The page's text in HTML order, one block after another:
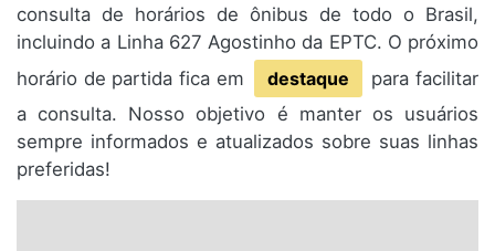
consulta de horários de ônibus de todo o Brasil,
incluindo a Linha 627 Agostinho da EPTC. O próximo
horário de partida fica em
destaque
para facilitar
a consulta. Nosso objetivo é manter os usuários
sempre informados e atualizados sobre suas linhas
preferidas!